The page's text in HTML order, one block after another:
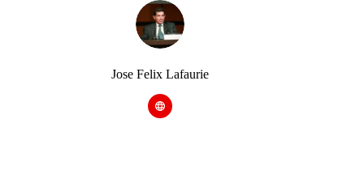
Jose Felix Lafaurie